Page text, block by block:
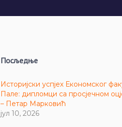
Посљедње
Историјски успјех Економског
Пале: дипломци са просјечном
– Петар Марковић
јул 10, 2026